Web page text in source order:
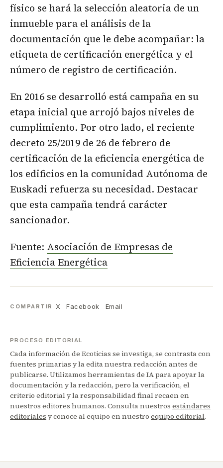
físico se hará la selección aleatoria de un
inmueble para el análisis de la
documentación que le debe acompañar: la
etiqueta de certificación energética y el
número de registro de certificación.
En 2016 se desarrolló está campaña en su
etapa inicial que arrojó bajos niveles de
cumplimiento. Por otro lado, el reciente
decreto 25/2019 de 26 de febrero de
certificación de la eficiencia energética de
los edificios en la comunidad Autónoma de
Euskadi refuerza su necesidad. Destacar
que esta campaña tendrá carácter
sancionador.
Fuente: Asociación de Empresas de
Eficiencia Energética
COMPARTIR X Facebook Email
PROCESO EDITORIAL
Cada información de Ecoticias se investiga, se contrasta con
fuentes primarias y la edita nuestra redacción antes de
publicarse. Utilizamos herramientas de IA para apoyar la
documentación y la redacción, pero la verificación, el
criterio editorial y la responsabilidad final recaen en
nuestros editores humanos. Consulta nuestros estándares
editoriales y conoce al equipo en nuestro equipo editorial.